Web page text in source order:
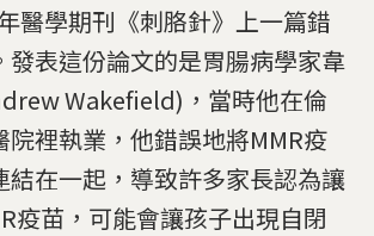
醫學期刊《刺胳針》上一篇錯
發表這份論文的是胃腸病學家韋
Wakefield)，當時他在倫
院裡執業，他錯誤地將MMR疫
結在一起，導致許多家長認為讓
疫苗，可能會讓孩子出現自閉